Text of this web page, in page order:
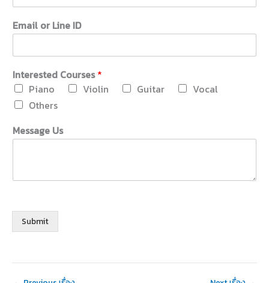
Email or Line ID
Interested Courses*
Piano
Violin Guitar
Vocal
Others
Message Us
Submit